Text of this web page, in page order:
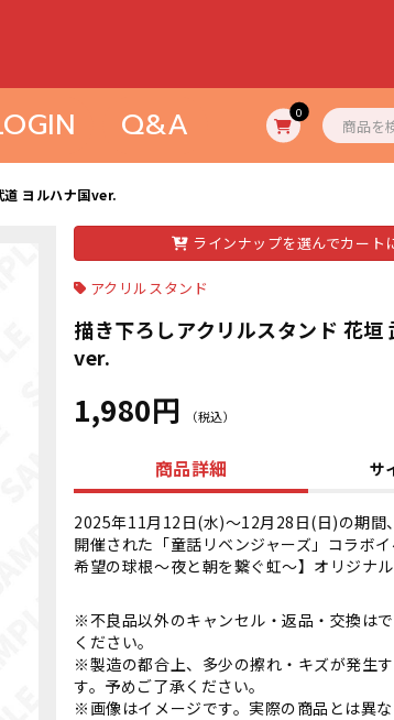
Q&A 0
道 ヨルハナ国ver.
ラインナップを選んでカート
アクリルスタンド
描き下ろしアクリルスタンド 花垣
ver.
1,980円 （税込）
商品詳細 サ
2025年11月12日(水)～12月28日(日)の期間
開催された「童話リベンジャーズ」コラボ
希望の球根～夜と朝を繋ぐ虹～】オリジナル
※不良品以外のキャンセル・返品・交換は
ください。
※製造の都合上、多少の擦れ・キズが発生
す。予めご了承ください。
※画像はイメージです。実際の商品とは異な